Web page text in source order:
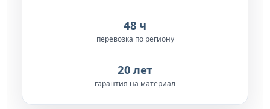
48 ч
перевозка по региону
20 лет
гарантия на материал